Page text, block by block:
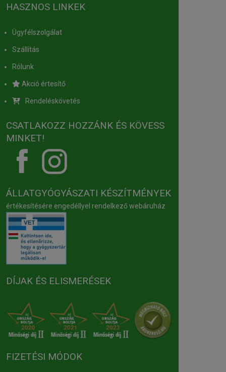
HASZNOS LINKEK
Ügyfélszolgálat
Szállítás
Rólunk
Akció értesítő
Rendeléskövetés
CSATLAKOZZ HOZZÁNK ÉS KÖVESS
MINKET!
ÁLLATGYÓGYÁSZATI KÉSZÍTMÉNYEK
értékesítésére engedéllyel rendelkező webáruház
DÍJAK ÉS ELISMERÉSEK
FIZETÉSI MÓDOK